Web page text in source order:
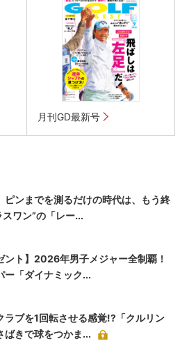
月刊GD最新号
ピンまでを測るだけの時代は、もう終
ワン”の「レー...
ント】2026年男子メジャー全制覇！
ー「ダイナミック...
ラブを1回転させる感覚!?「クルリン
ばきで球をつかま...